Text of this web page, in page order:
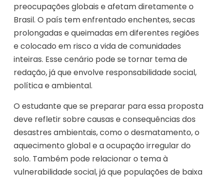
preocupações globais e afetam diretamente o
Brasil. O país tem enfrentado enchentes, secas
prolongadas e queimadas em diferentes regiões
e colocado em risco a vida de comunidades
inteiras. Esse cenário pode se tornar tema de
redação, já que envolve responsabilidade social,
política e ambiental.
O estudante que se preparar para essa proposta
deve refletir sobre causas e consequências dos
desastres ambientais, como o desmatamento, o
aquecimento global e a ocupação irregular do
solo. Também pode relacionar o tema à
vulnerabilidade social, já que populações de baixa